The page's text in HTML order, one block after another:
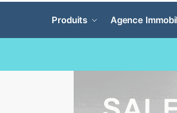
Produits Agence